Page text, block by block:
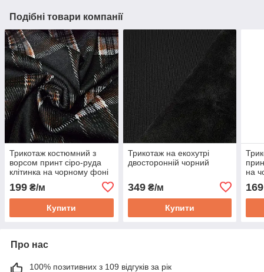
Подібні товари компанії
Трикотаж костюмний з
ворсом принт сіро-руда
клітинка на чорному фоні
199 ₴/м
Купити
Трикотаж на екохутрі
двосторонній чорний
349₴/м
Купити
на
169
Про нас
100% позитивних з 109 відгуків за рік